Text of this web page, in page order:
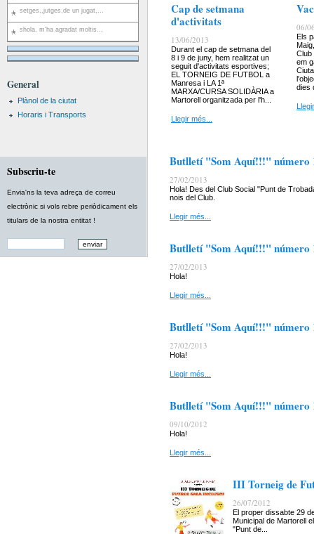
setges,,jutges,de un jugat,...
shola, m'ha agradat moltis...
General
Plànol de la ciutat
Horaris i Transports
Subscriu-te
Envia'ns la teva adreça de correu
electrònic si vols rebre periòdicament els
titulars de la nostra entitat !
Cap de setmana
d'activitats
13/06/2013
Durant el cap de setmana del
8 i 9 de juny, hem realitzat un
seguit d'activitats esportives;
EL TORNEIG DE FUTBOL a
Manresa i LA 1ª
MARXA/CURSA SOLIDÀRIA a
Martorell organitzada per l'h...
Llegir més...
06/
Els
Club
em
dies
Butlletí "Som Aquí!!!" número
27/02/2013
Hola! Des del Club Social "Punt de
nois del Club.
Llegir més...
Butlletí "Som Aquí!!!" número
27/02/2013
Hola!
Llegir més...
Butlletí "Som Aquí!!!" número
27/02/2013
Hola!
Llegir més...
Butlletí "Som Aquí!!!" número
09/10/2012
Hola!
Llegir més...
III Torneig de
26/07/2012
El proper dissabte 29
Municipal de Martorell
"Punt de...